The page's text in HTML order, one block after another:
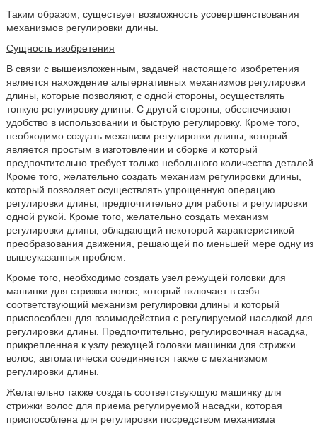
Таким образом, существует возможность усовершенствования
механизмов регулировки длины.
Сущность изобретения
В связи с вышеизложенным, задачей настоящего изобретения
является нахождение альтернативных механизмов регулировки
длины, которые позволяют, с одной стороны, осуществлять
тонкую регулировку длины. С другой стороны, обеспечивают
удобство в использовании и быструю регулировку. Кроме того,
необходимо создать механизм регулировки длины, который
является простым в изготовлении и сборке и который
предпочтительно требует только небольшого количества деталей.
Кроме того, желательно создать механизм регулировки длины,
который позволяет осуществлять упрощенную операцию
регулировки длины, предпочтительно для работы и регулировки
одной рукой. Кроме того, желательно создать механизм
регулировки длины, обладающий некоторой характеристикой
преобразования движения, решающей по меньшей мере одну из
вышеуказанных проблем.
Кроме того, необходимо создать узел режущей головки для
машинки для стрижки волос, который включает в себя
соответствующий механизм регулировки длины и который
приспособлен для взаимодействия с регулируемой насадкой для
регулировки длины. Предпочтительно, регулировочная насадка,
прикрепленная к узлу режущей головки машинки для стрижки
волос, автоматически соединяется также с механизмом
регулировки длины.
Желательно также создать соответствующую машинку для
стрижки волос для приема регулируемой насадки, которая
приспособлена для регулировки посредством механизма